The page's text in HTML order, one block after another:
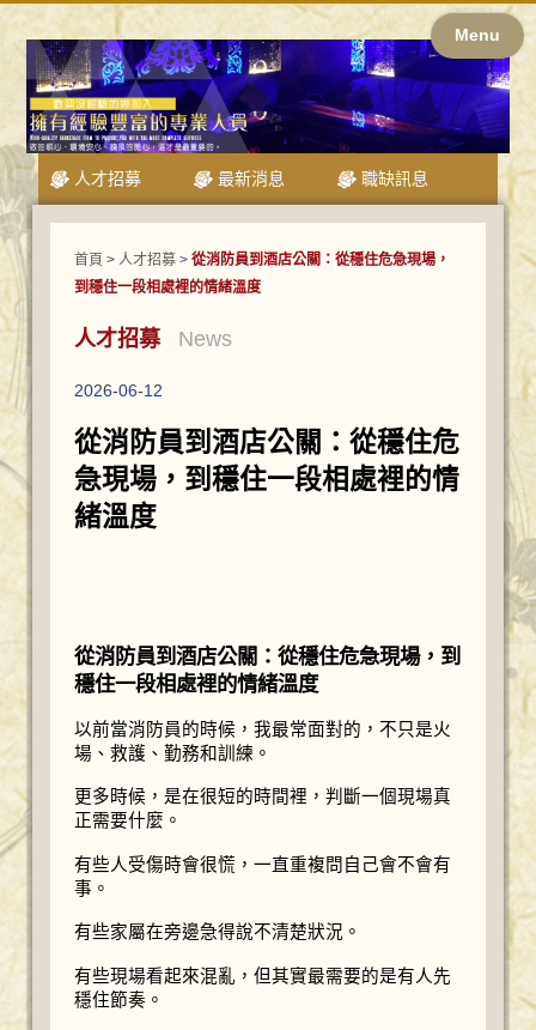
Menu
人才招募 最新消息 職缺訊息
首頁 > 人才招募 >從消防員到酒店公關：從穩住危急現場，
到穩住一段相處裡的情緒溫度
人才招募 News
2026-06-12
從消防員到酒店公關：從穩住危
急現場，到穩住一段相處裡的情
緒溫度
從消防員到酒店公關：從穩住危急現場，到
穩住一段相處裡的情緒溫度
以前當消防員的時候，我最常面對的，不只是火
場、救護、勤務和訓練。
更多時候，是在很短的時間裡，判斷一個現場真
正需要什麼。
有些人受傷時會很慌，一直重複問自己會不會有
事。
有些家屬在旁邊急得說不清楚狀況。
有些現場看起來混亂，但其實最需要的是有人先
穩住節奏。